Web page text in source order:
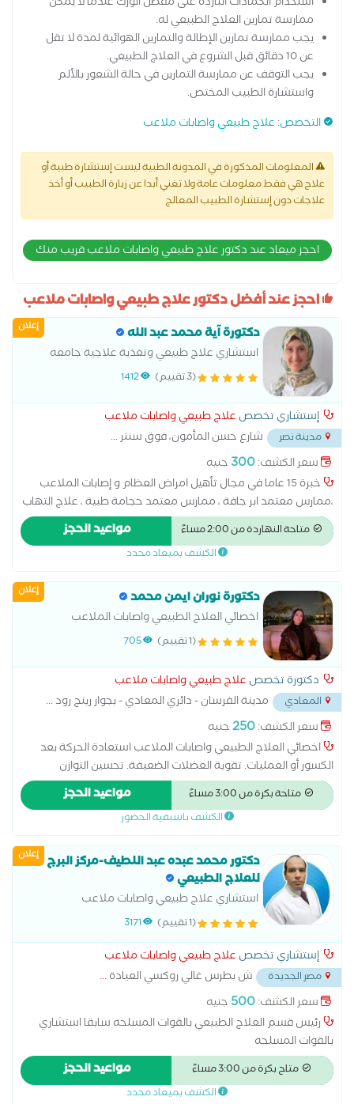
ممارسة تمارين العلاج الطبيعي له.
يجب ممارسة تمارين الإطالة والتمارين الهوائية لمدة لا تقل
عن 10 دقائق قبل الشروع في العلاج الطبيعي.
يجب التوقف عن ممارسة التمارين في حالة الشعور بالألم
واستشارة الطبيب المختص.
التخصص: علاج طبيعي واصابات ملاعب
المعلومات المذكورة في المدونة الطبية ليست إستشارة طبية أو
علاج هي فقط معلومات عامة ولا تغني أبدا عن زيارة الطبيب أو أخذ
علاجات دون إستشارة الطبيب المعالج
احجز ميعاد عند دكتور علاج طبيعي واصابات ملاعب قريب منك
احجز عند أفضل دكتور علاج طبيعي واصابات ملاعب
إعلان دكتورة آية محمد عبد الله
استشاري علاج طبيعي وتغذية علاجية جامعه
القاهرة
(3 تقييم) 1412
إستشاري تخصص علاج طبيعي واصابات ملاعب
مدينة نصر شارع حسن المأمون، فوق سنتر...
سعر الكشف:300 جنيه
خبرة 15 عاما في مجال تأهيل امراض العظام و إصابات الملاعب
،ممارس معتمد ابر جافة ، ممارس معتمد حجامة طبية ، علاج التهاب
الاعصاب الطرفية ، تأهيل امراض المناعة الذاتية ، تأهيل الانزلاق
الغضروفي القطني العنقي، كبير اخصائي العلاج الطبيعي مستشفي
المنيرة العام و هاي تون كلينك ، ارايز كلينيك، عيادات د.حسني صابر ،
متاحة النهاردة من 2:00 مساءً مواعيد الحجز
الكشف بميعاد محدد
إعلان دكتورة نوران ايمن محمد
اخصائي العلاج الطبيعي واصابات الملاعب
(1 تقييم) 705
دكتورة تخصص علاج طبيعي واصابات ملاعب
المعادي مدينة الفرسان - دائري المعادي - بجوار رينج رود...
سعر الكشف:250جنيه
اخصائي العلاج الطبيعي واصابات الملاعب استعادة الحركة بعد
الكسور أو العمليات. تقوية العضلات الضعيفة. تحسين التوازن
والمرونة
متاحة بكرة من 3:00 مساءً مواعيد الحجز
الكشف باسبقية الحضور
إعلان دكتور محمد عبده عبد اللطيف-مركز البرج
للعلاج الطبيعي
استشاري علاج طبيعي واصابات ملاعب
(1 تقييم) 3171
إستشاري تخصص علاج طبيعي واصابات ملاعب
مصر الجديدة ش بطرس غالي روكسي العيادة...
سعر الكشف:500 جنيه
رئيس قسم العلاج الطبيعي بالقوات المسلحه سابقا استشاري
بالقوات المسلحه
متاح بكرة من 3:00 مساءً مواعيد الحجز
الكشف بميعاد محدد